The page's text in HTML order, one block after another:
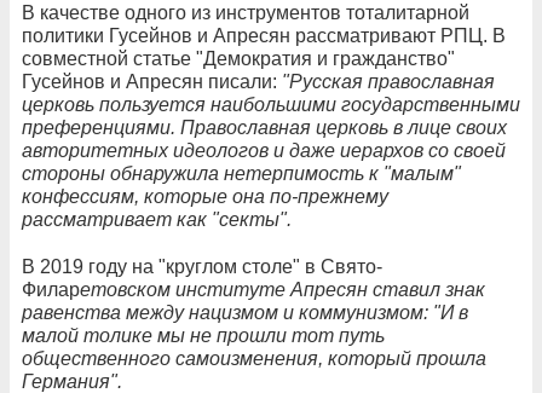
В качестве одного из инструментов тоталитарной
политики Гусейнов и Апресян рассматривают РПЦ. В
совместной статье "Демократия и гражданство"
Гусейнов и Апресян писали: "Русская православная
церковь пользуется наибольшими государственными
преференциями. Православная церковь в лице своих
авторитетных идеологов и даже иерархов со своей
стороны обнаружила нетерпимость к "малым"
конфессиям, которые она по-прежнему
рассматривает как "секты".
В 2019 году на "круглом столе" в Свято-
Филаретовском институте Апресян ставил знак
равенства между нацизмом и коммунизмом: "И в
малой толике мы не прошли тот путь
общественного самоизменения, который прошла
Германия".